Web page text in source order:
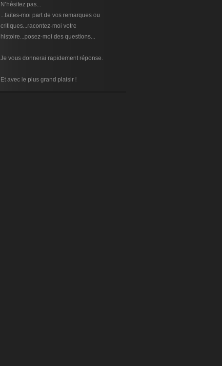
N’hésitez pas...
...faites-moi part de vos remarques ou
critiques...racontez-moi votre
histoire...posez-moi des questions...
Je vous donnerai rapidement réponse.
Et avec le plus grand plaisir !